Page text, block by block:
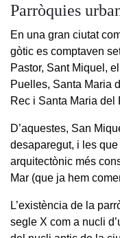
Parròquies
En una gran ciutat
gòtic es comptaven
Pastor, Sant Miquel,
Puelles, Santa Maria
Rec i Santa Maria del
D’aquestes, San
desaparegut, i les
arquitectònic més
Mar (que ja hem
L’existència de la
segle X com a nucli